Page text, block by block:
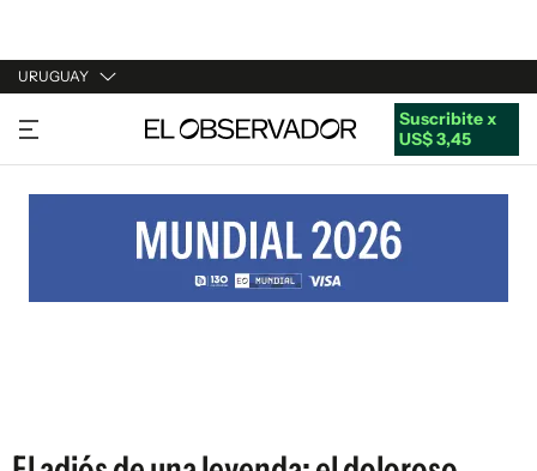
URUGUAY
URUGUAY
ARGENTINA
ESTADOS UNIDOS
Suscribite x
US$ 3,45